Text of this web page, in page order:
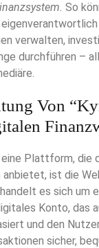
So
verwalten,
durchführen –
Von
eine Plattform, die
anbietet, ist die
es sich um
Konto, das
und den
sicher,